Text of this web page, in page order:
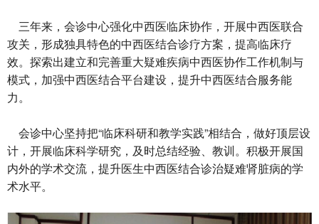
三年来，会诊中心强化中西医临床协作，开展中西医联合
攻关，形成独具特色的中西医结合诊疗方案，提高临床疗
效。探索出建立和完善重大疑难疾病中西医协作工作机制与
模式，加强中西医结合平台建设，提升中西医结合服务能
力。
会诊中心坚持把“临床科研和教学实践”相结合，做好顶层设
计，开展临床科学研究，及时总结经验、教训。积极开展国
内外的学术交流，提升医生中西医结合诊治疑难肾脏病的学
术水平。